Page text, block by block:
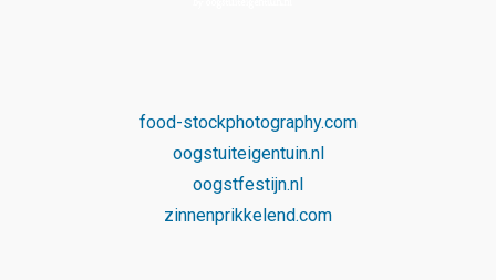
food-stockphotography.com
oogstuiteigentuin.nl
oogstfestijn.nl
zinnenprikkelend.com